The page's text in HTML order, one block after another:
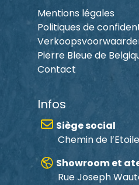
Mentions légales
Politiques de
Pierre Bleue de
Contact
Infos
Siège social
Chemin de
Showroom et
Rue Joseph